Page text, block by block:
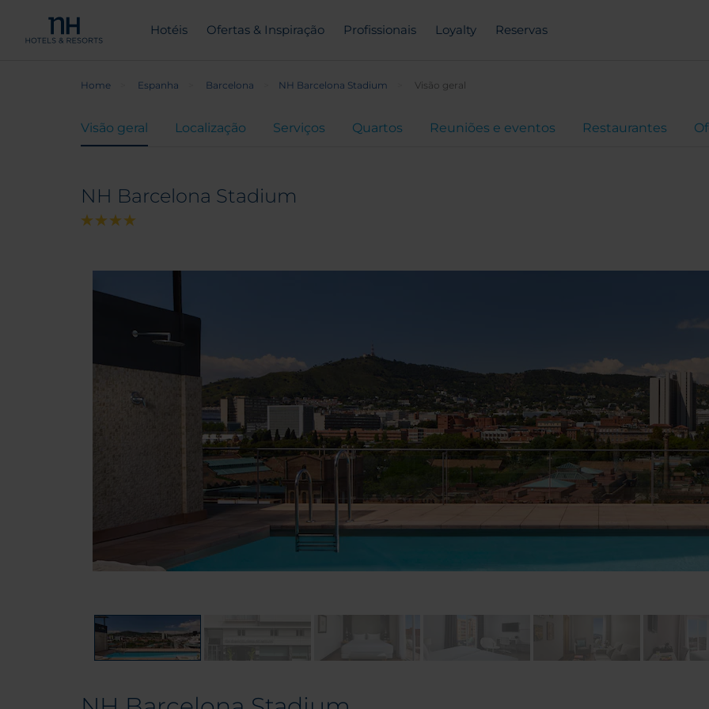
Hotéis Ofertas & Inspiração Profissionais Loyalty Reservas
Home Espanha Barcelona NH Barcelona Stadium Visão geral
Visão geral Localização Serviços Quartos Reuniões e eventos Restaurantes
NH Barcelona Stadium